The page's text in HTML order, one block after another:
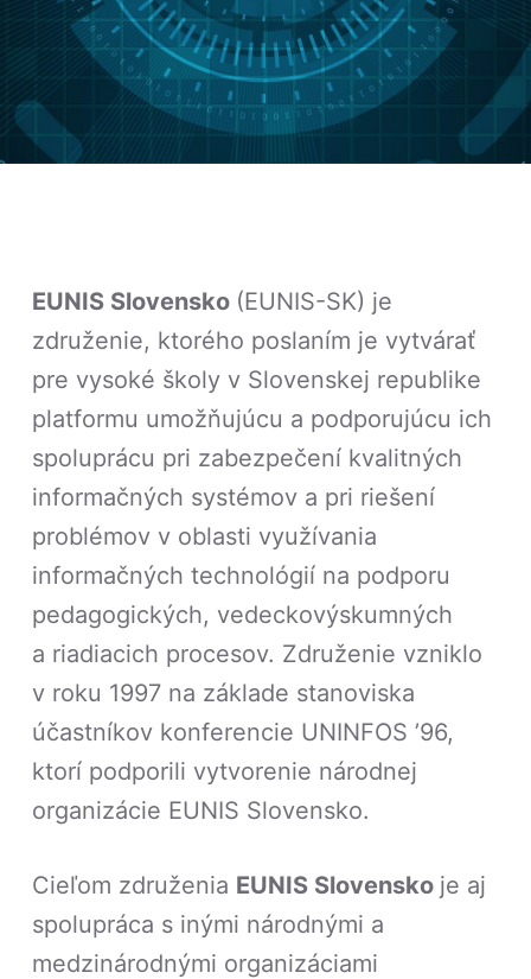
EUNIS Slovensko (EUNIS-SK) je
združenie, ktorého poslaním je vytvárať
pre vysoké školy v Slovenskej republike
platformu umožňujúcu a podporujúcu ich
spoluprácu pri zabezpečení kvalitných
informačných systémov a pri riešení
problémov v oblasti využívania
informačných technológií na podporu
pedagogických, vedeckovýskumných
a riadiacich procesov. Združenie vzniklo
v roku 1997 na základe stanoviska
účastníkov konferencie UNINFOS ’96,
ktorí podporili vytvorenie národnej
organizácie EUNIS Slovensko.
Cieľom združenia EUNIS Slovensko je aj
spolupráca s inými národnými a
medzinárodnými organizáciami